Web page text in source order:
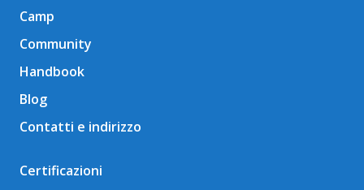
Camp
Community
Handbook
Blog
Contatti e indirizzo
Certificazioni